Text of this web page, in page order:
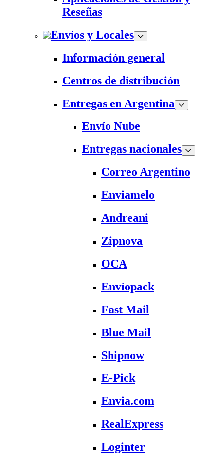
Reseñas
Envíos y Locales
Información general
Centros de distribución
Entregas en Argentina
Envío Nube
Entregas nacionales
Correo Argentino
Enviamelo
Andreani
Zipnova
OCA
Envíopack
Fast Mail
Blue Mail
Shipnow
E-Pick
Envia.com
RealExpress
Loginter